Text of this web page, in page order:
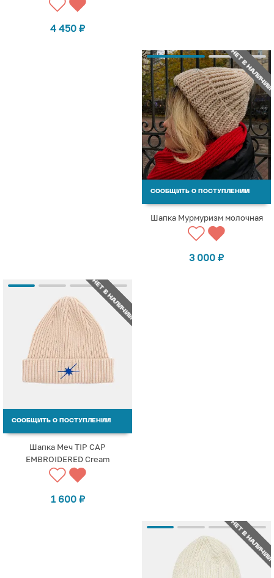
4 450 ₽
НЕТ В НАЛИЧИИ
СООБЩИТЬ О ПОСТУПЛЕНИИ
Шапка Мурмуризм молочная
3 000 ₽
НЕТ В НАЛИЧИИ
СООБЩИТЬ О ПОСТУПЛЕНИИ
Шапка Меч TIP CAP
EMBROIDERED Cream
1 600 ₽
НЕТ В НАЛИЧИИ